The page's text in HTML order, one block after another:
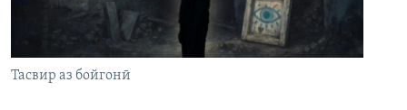
Тасвир аз бойгонӣ